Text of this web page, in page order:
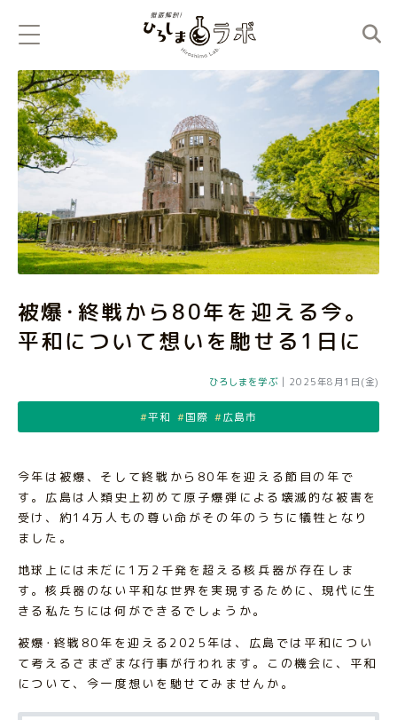
被爆･終戦から80年を迎える今。
平和について想いを馳せる1日に
ひろしまを学ぶ| 2025年8月1日(金)
平和 国際 広島市
今年は被爆、そして終戦から80年を迎える節目の年で
す。広島は人類史上初めて原子爆弾による壊滅的な被害を
受け、約14万人もの尊い命がその年のうちに犠牲となり
ました。
地球上には未だに1万2千発を超える核兵器が存在しま
す。核兵器のない平和な世界を実現するために、現代に生
きる私たちには何ができるでしょうか。
被爆･終戦80年を迎える2025年は、広島では平和につい
て考えるさまざまな行事が行われます。この機会に、平和
について、今一度想いを馳せてみませんか。